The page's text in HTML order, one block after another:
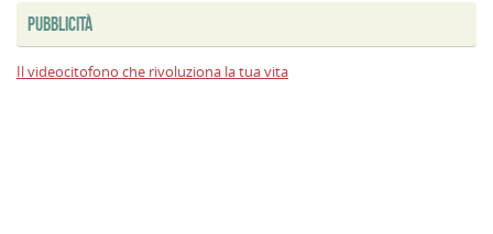
PUBBLICITÀ
Il videocitofono che rivoluziona la tua vita